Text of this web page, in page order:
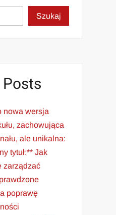
Szukaj
nowa wersja
zachowująca
ale unikalna:
tytuł:** Jak
zarządzać
poprawę